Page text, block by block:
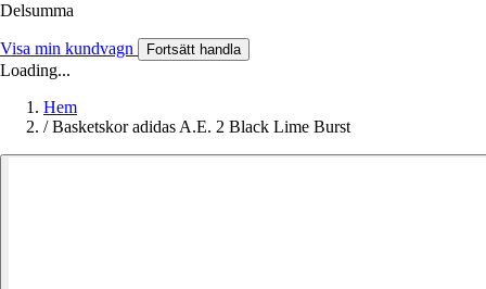
Delsumma
Visa min kundvagn Fortsätt handla
Loading...
Hem
/ Basketskor adidas A.E. 2 Black Lime Burst